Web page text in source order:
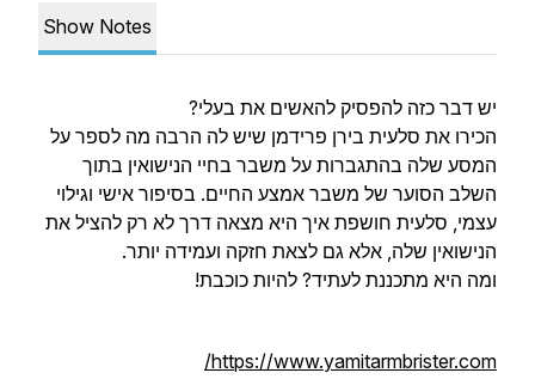
Show Notes
יש דבר כזה להפסיק להאשים את בעלי?
הכירו את סלעית בירן פרידמן שיש לה הרבה מה לספר על
המסע שלה בהתגברות על משבר בחיי הנישואין בתוך
השלב הסוער של משבר אמצע החיים. בסיפור אישי וגילוי
עצמי, סלעית חושפת איך היא מצאה דרך לא רק להציל את
הנישואין שלה, אלא גם לצאת חזקה ועמידה יותר.
ומה היא מתכננת לעתיד? להיות כוכבת!
https://www.yamitarmbrister.com/